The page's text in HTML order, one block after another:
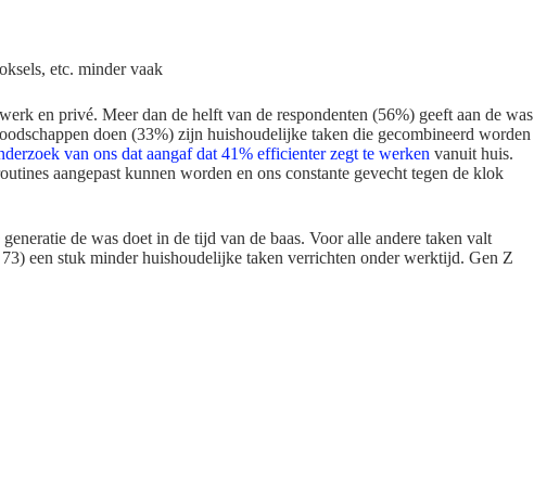
etc. minder vaak
en privé. Meer dan de helft van de respondenten (56%) geeft aan de was
doen (33%) zijn huishoudelijke taken die gecombineerd worden
van ons dat aangaf dat 41% efficienter zegt te werken vanuit huis.
aangepast kunnen worden en ons constante gevecht tegen de klok
de was doet in de tijd van de baas. Voor alle andere taken valt
een stuk minder huishoudelijke taken verrichten onder werktijd. Gen Z